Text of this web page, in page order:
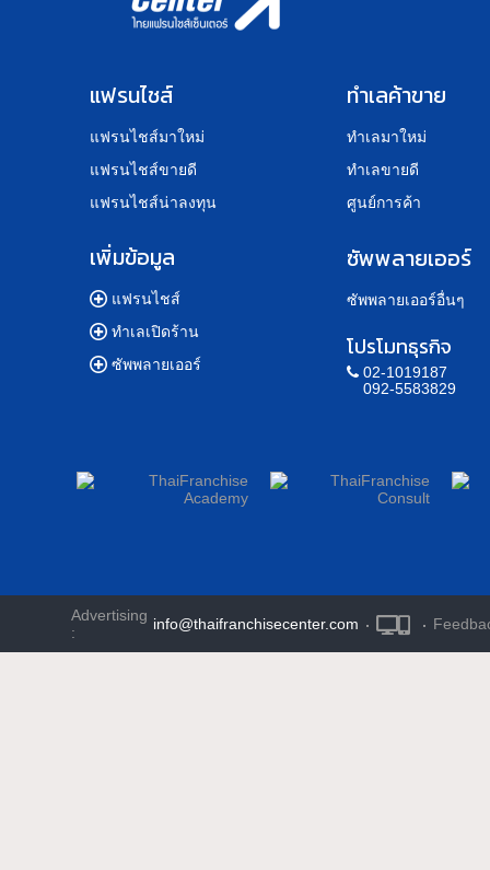
แฟรนไชส์
แฟรนไชส์มาใหม่
แฟรนไชส์ขายดี
แฟรนไชส์น่าลงทุน
เพิ่มข้อมูล
แฟรนไชส์
ทำเลเปิดร้าน
ซัพพลายเออร์
ทำเลค้าขาย
ทำเลมาใหม่
ทำเลขายดี
ศูนย์การค้า
ซัพพลายเออร์
ซัพพลายเออร์อื่นๆ
โปรโมทธุรกิจ
02-1019187
092-5583829
Advertising
:
info@thaifranchisecenter.com · ·